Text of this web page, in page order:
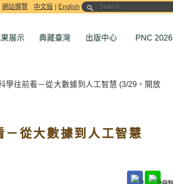
網站導覽 中文版 English
展示 典藏臺灣 出版中心 PNC 2026
往前看－從大數據到人工智慧 (3/29，開放
從大數據到人工智慧